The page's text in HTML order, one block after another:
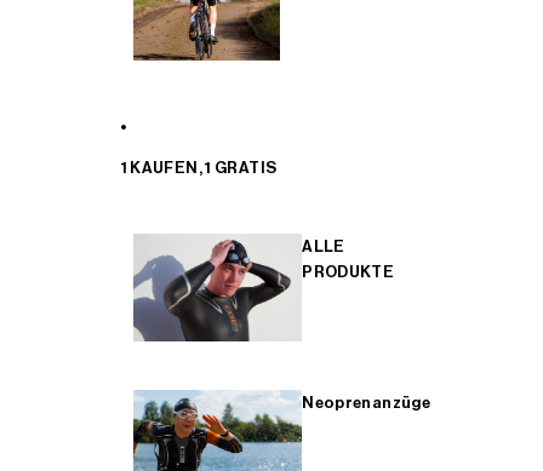
1 KAUFEN, 1 GRATIS
ALLE
PRODUKTE
Neoprenanzüge